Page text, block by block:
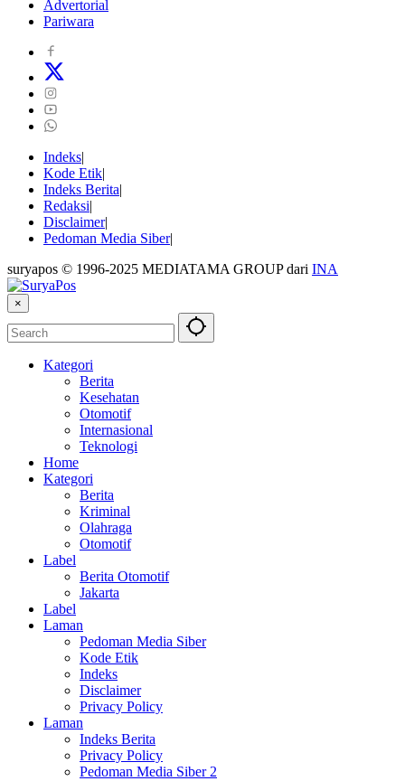
Advertorial
Pariwara
Indeks
Kode Etik
Indeks Berita
Redaksi
Disclaimer
Pedoman Media Siber
suryapos © 1996-2025 MEDIATAMA GROUP dari INA
×
Kategori
Berita
Kesehatan
Otomotif
Internasional
Teknologi
Home
Kategori
Berita
Kriminal
Olahraga
Otomotif
Label
Berita Otomotif
Jakarta
Label
Laman
Pedoman Media Siber
Kode Etik
Indeks
Disclaimer
Privacy Policy
Laman
Indeks Berita
Privacy Policy
Pedoman Media Siber 2